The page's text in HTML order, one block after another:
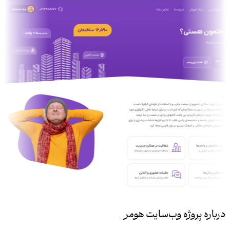
درباره پروژه وب‌سایت هومر